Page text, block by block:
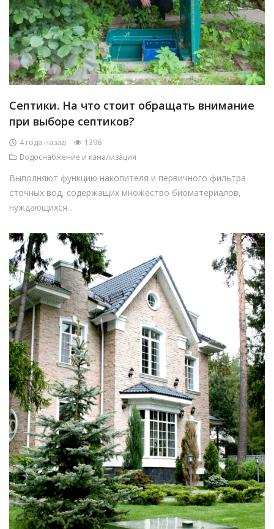
Септики. На что стоит обращать внимание
при выборе септиков?
4 года назад
1396
Водоснабжение и канализация
Выполняют функцию накопителя и первичного фильтра
сточных вод, содержащих множество биоматериалов,
нуждающихся...